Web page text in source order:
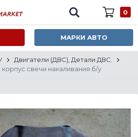
0
МАРКИ АВТО
Двигатели (ДВС), Детали ДВС.
корпус свечи накаливания б/у